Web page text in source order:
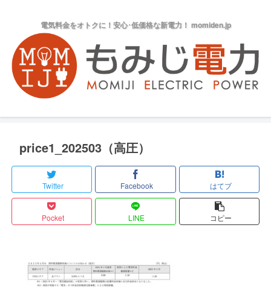
電気料金をオトクに！安心･低価格な新電力！ momiden.jp
price1_202503（高圧）
Twitter Facebook はてブ
Pocket LINE コピー